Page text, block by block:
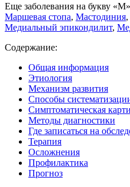
Еще заболевания на букву
Маршевая стопа, Мастодиния,
Медиальный эпикондилит,
Содержание:
Общая информация
Этиология
Механизм развития
Способы
Симптоматическая
Методы диагностики
Где записаться на
Терапия
Осложнения
Профилактика
Прогноз